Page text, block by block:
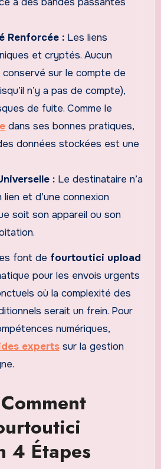
Renforcée : Les liens
et cryptés. Aucun
conservé sur le compte de
n’y a pas de compte),
de fuite. Comme le
dans ses bonnes pratiques,
données stockées est une
: Le destinataire n’a
lien et d’une connexion
soit son appareil ou son
font de fourtoutici upload
pour les envois urgents
où la complexité des
serait un frein. Pour
numériques,
expertssur la gestion
4 Étapes